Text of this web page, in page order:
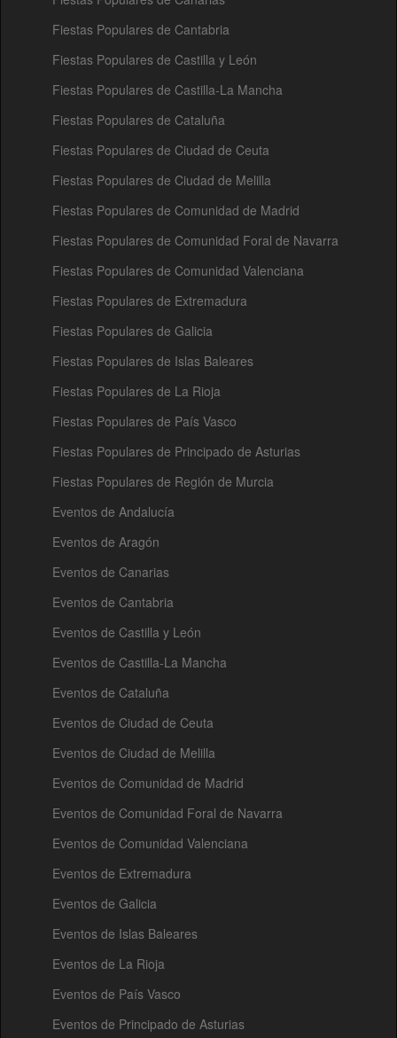
Fiestas Populares de Cantabria
Fiestas Populares de Castilla y León
Fiestas Populares de Castilla-La Mancha
Fiestas Populares de Cataluña
Fiestas Populares de Ciudad de Ceuta
Fiestas Populares de Ciudad de Melilla
Fiestas Populares de Comunidad de Madrid
Fiestas Populares de Comunidad Foral de Navarra
Fiestas Populares de Comunidad Valenciana
Fiestas Populares de Extremadura
Fiestas Populares de Galicia
Fiestas Populares de Islas Baleares
Fiestas Populares de La Rioja
Fiestas Populares de País Vasco
Fiestas Populares de Principado de Asturias
Fiestas Populares de Región de Murcia
Eventos de Andalucía
Eventos de Aragón
Eventos de Canarias
Eventos de Cantabria
Eventos de Castilla y León
Eventos de Castilla-La Mancha
Eventos de Cataluña
Eventos de Ciudad de Ceuta
Eventos de Ciudad de Melilla
Eventos de Comunidad de Madrid
Eventos de Comunidad Foral de Navarra
Eventos de Comunidad Valenciana
Eventos de Extremadura
Eventos de Galicia
Eventos de Islas Baleares
Eventos de La Rioja
Eventos de País Vasco
Eventos de Principado de Asturias